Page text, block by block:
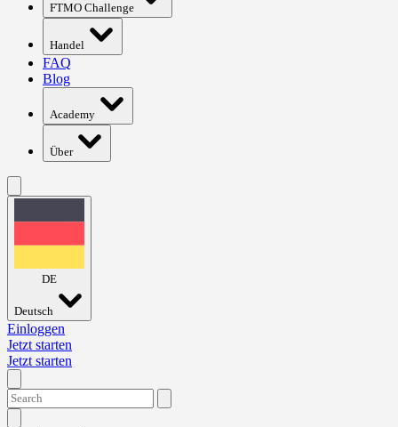
FTMO Challenge
Handel
FAQ
Blog
Academy
Über
DE
Deutsch
Einloggen
Jetzt starten
Jetzt starten